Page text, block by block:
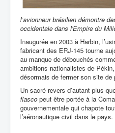
l’avionneur brésilien démontre
occidentale dans l'Empire du
Inaugurée en 2003 à Harbin,
fabricant des ERJ-145 tourne
au manque de débouchés
ambitions nationalistes de
désormais de fermer son site de
Un sacré revers d’autant plus
fiasco peut être portée à la
gouvernementale qui chapote
l’aéronautique civil dans le pays.